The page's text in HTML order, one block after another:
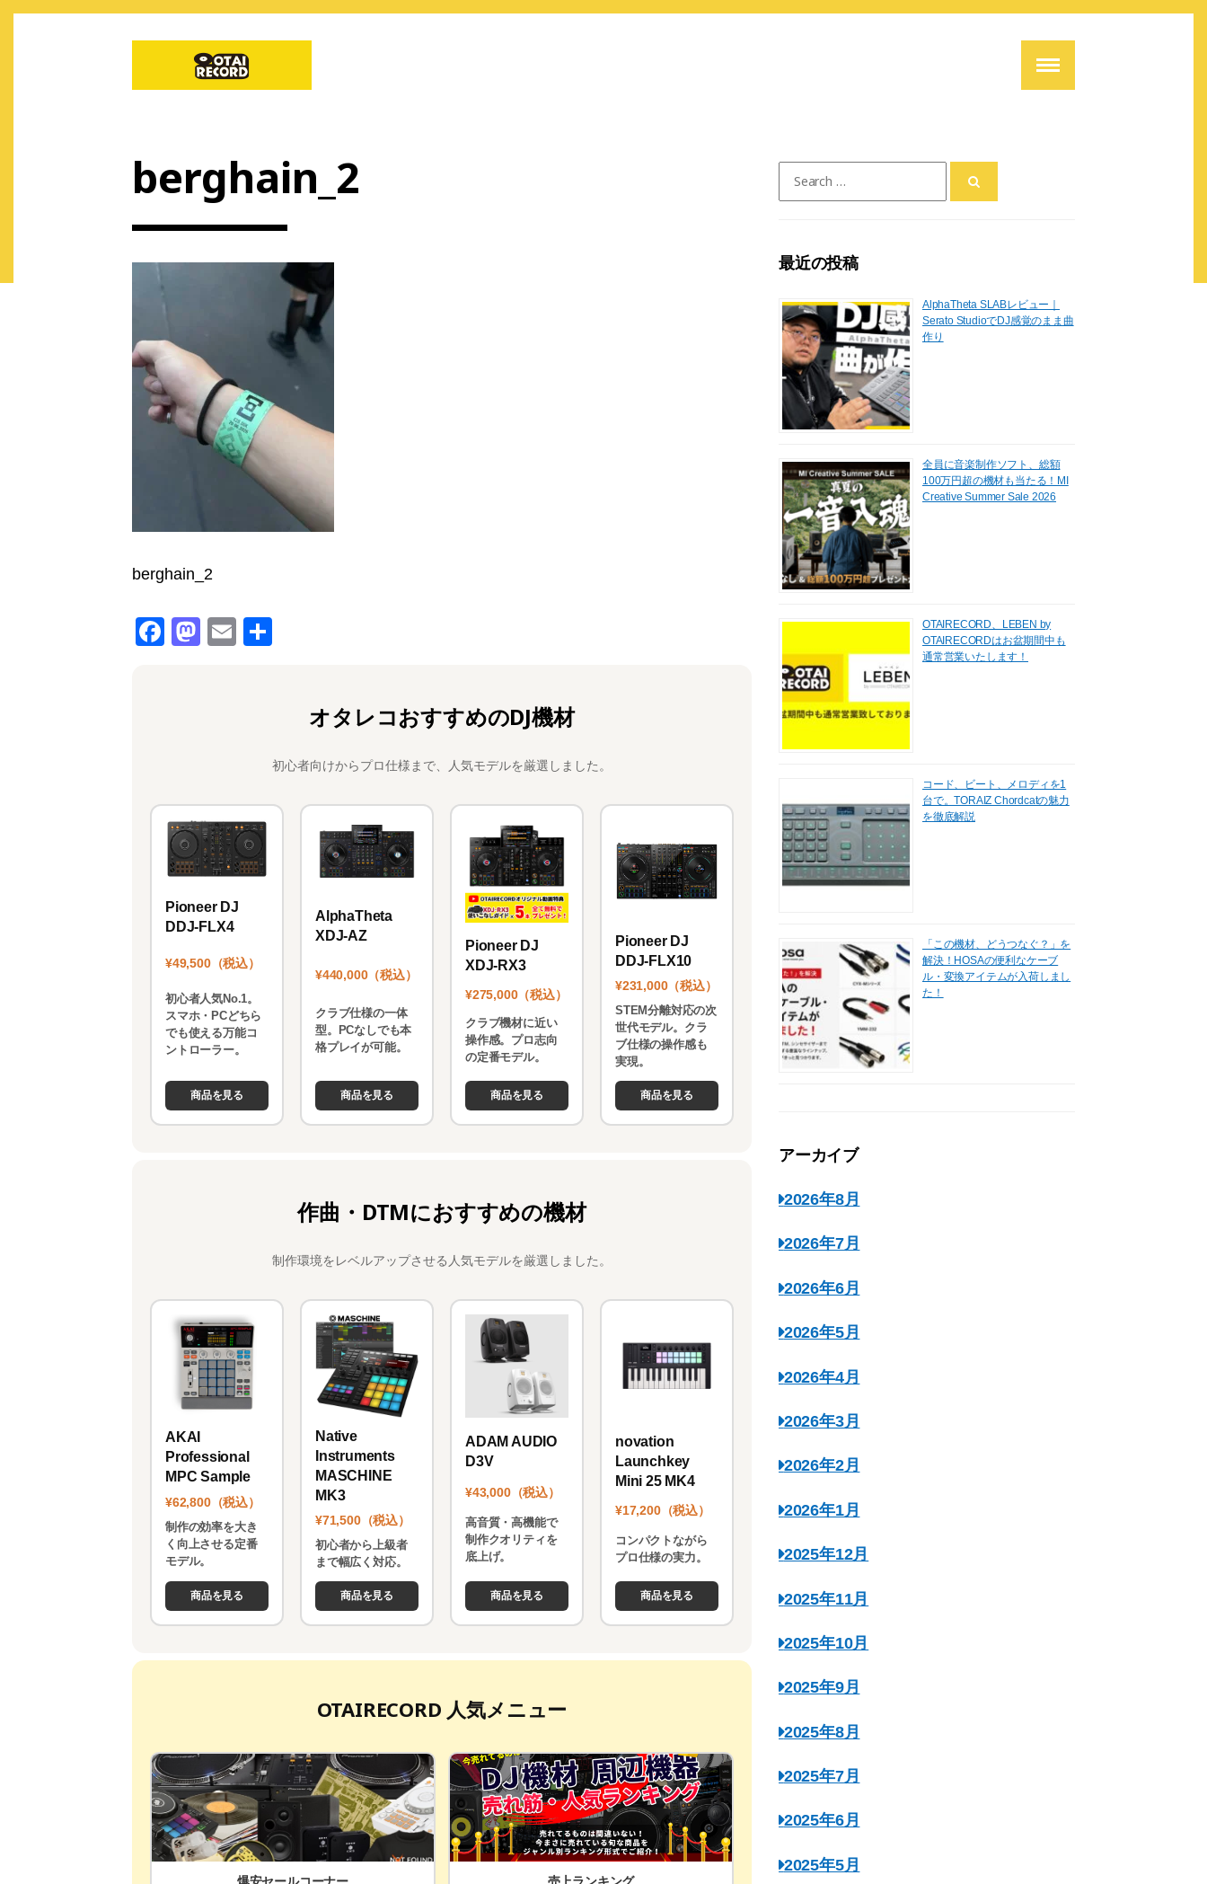
berghain_2
berghain_2
F
o
k
M
n
E
オタレコおすすめのDJ機材
初心者向けからプロ仕様まで、人気モデルを厳選しました。
Pioneer DJ
DDJ-FLX4
¥49,500（税込）
初心者人気No.1。
スマホ・PCどちら
でも使える万能コ
ントローラー。
商品を見る
AlphaTheta
XDJ-AZ
¥440,000（税込）
クラブ仕様の一体
型。PCなしでも本
格プレイが可能。
商品を見る
Pioneer DJ
XDJ-RX3
¥275,000（税込）
クラブ機材に近い
操作感。プロ志向
の定番モデル。
商品を見る
Pioneer DJ
DDJ-FLX10
¥231,000（税込）
STEM分離対応の次
世代モデル。クラ
ブ仕様の操作感も
実現。
商品を見る
作曲・DTMにおすすめの機材
制作環境をレベルアップさせる人気モデルを厳選しました。
AKAI
Professional
MPC Sample
¥62,800（税込）
制作の効率を大き
く向上させる定番
モデル。
商品を見る
Native
Instruments
MASCHINE
MK3
¥71,500（税込）
初心者から上級者
まで幅広く対応。
商品を見る
ADAM AUDIO
D3V
¥43,000（税込）
高音質・高機能で
制作クオリティを
底上げ。
商品を見る
novation
Launchkey
Mini 25 MK4
¥17,200（税込）
コンパクトながら
プロ仕様の実力。
商品を見る
OTAIRECORD 人気メニュー
for:
最近の投稿
AlphaTheta SLABレビュー｜
Serato StudioでDJ感覚のまま曲
作り
全員に音楽制作ソフト、総額
100万円超の機材も当たる！MI
Creative Summer Sale 2026
OTAIRECORD、LEBEN by
OTAIRECORDはお盆期間中も
通常営業いたします！
コード、ビート、メロディを1
台で。TORAIZ Chordcatの魅力
を徹底解説
「この機材、どうつなぐ？」を
解決！HOSAの便利なケーブ
ル・変換アイテムが入荷しまし
た！
アーカイブ
2026年8月
2026年7月
2026年6月
2026年5月
2026年4月
2026年3月
2026年2月
2026年1月
2025年12月
2025年11月
2025年10月
2025年9月
2025年8月
2025年7月
2025年6月
2025年5月